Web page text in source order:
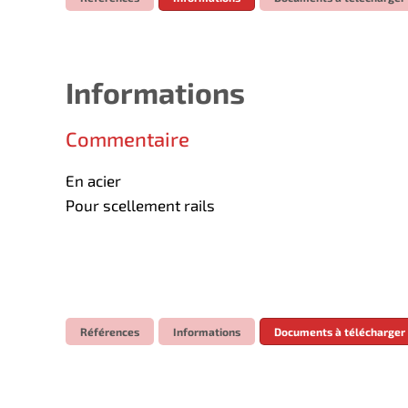
Informations
Commentaire
En acier
Pour scellement rails
Références Informations Documents à télécharger